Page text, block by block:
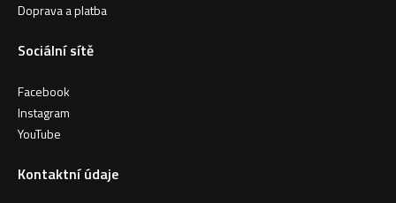
Doprava a platba
Sociální sítě
Facebook
Instagram
YouTube
Kontaktní údaje